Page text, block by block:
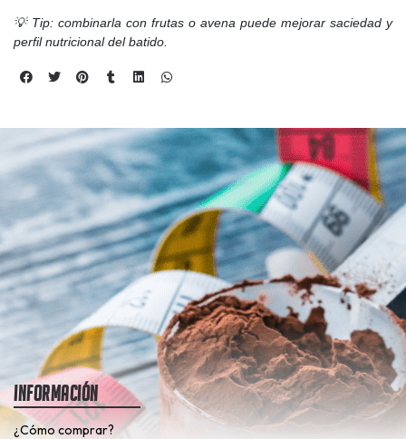
💡 Tip: combinarla con frutas o avena puede mejorar saciedad y
perfil nutricional del batido.
Información
¿Cómo comprar?